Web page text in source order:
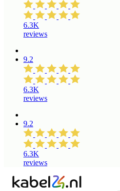
6.3K
reviews
9.2
6.3K
reviews
9.2
6.3K
reviews